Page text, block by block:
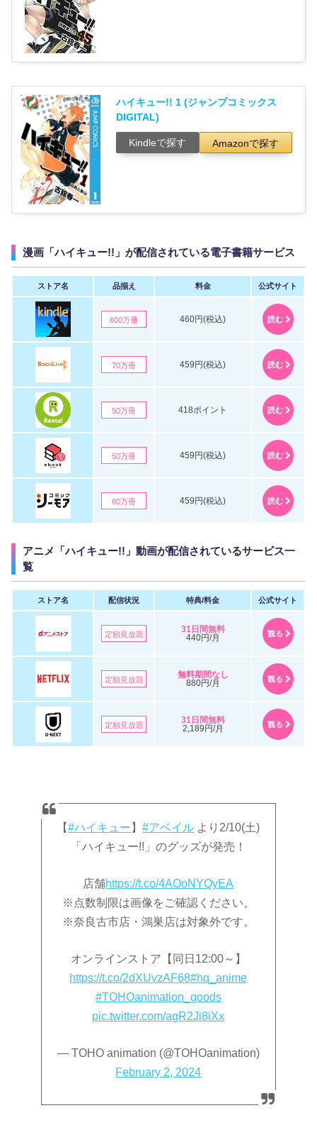
ハイキュー!! 1 (ジャンプコミックス
DIGITAL)
Kindleで探す Amazonで探す
漫画「ハイキュー!!」が配信されている電子書籍サービス
ストア名 品揃え 料金 公式サイト
600万冊 460円(税込) 読む
70万冊 459円(税込) 読む
50万冊 418ポイント 読む
50万冊 459円(税込) 読む
60万冊 459円(税込) 読む
アニメ「ハイキュー!!」動画が配信されているサービス一
覧
ストア名 配信状況 特典/料金 公式サイト
定額見放題
31日間無料
440円/月
観る
定額見放題
無料期間なし
880円/月
観る
定額見放題
31日間無料
2,189円/月
観る
【#ハイキュー 】#アベイル より2/10(土)
「ハイキュー!!」のグッズが発売！
店舗https://t.co/4AOoNYQyEA
※点数制限は画像をご確認ください。
※奈良古市店・鴻巣店は対象外です。
オンラインストア【同日12:00～】
https://t.co/2dXUvzAF68#hq_anime
#TOHOanimation_goods
pic.twitter.com/agR2Ji8iXx
— TOHO animation (@TOHOanimation)
February 2, 2024